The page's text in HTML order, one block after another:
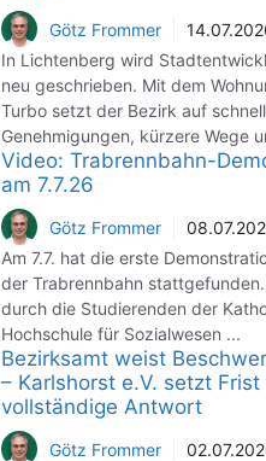
Götz Frommer
In Lichtenberg wird
neu geschrieben. Mit dem
Turbo setzt der Bezirk auf
Genehmigungen, kürzere Wege
Video: Trabrennbahn-
am 7.7.26
Götz Frommer
Am 7.7. hat die erste
der Trabrennbahn
durch die Studierenden der
Hochschule für Sozialwesen ...
Bezirksamt weist
– Karlshorst e.V. setzt Frist
vollständige Antwort
Götz Frommer